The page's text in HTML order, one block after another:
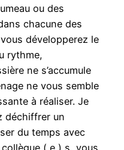
ou des
chacune des
développerez le
rythme,
ne s’accumule
ne vous semble
à réaliser. Je
déchiffrer un
du temps avec